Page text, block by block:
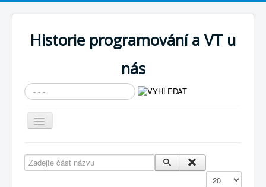
Historie programování a VT u
nás
Vyhledávání...
Přepnout
navigaci
Cíle expozice
Zadejte část názvu
Zobrazit